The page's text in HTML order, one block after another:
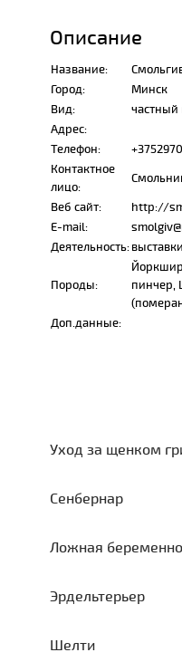
Описание
Название:
Город:
Минск
Вид:
Адрес:
Телефон:
Контактное
лицо:
Веб сайт:
http://
E-mail:
Деятельность:
Породы:
пинчер,
Доп.данные:
Уход за щенком
Сенбернар
Ложная
Эрдельтерьер
Шелти